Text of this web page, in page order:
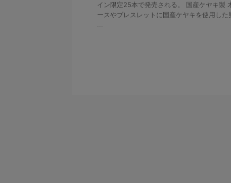
イン限定25本で発売される。 国産ケヤキ製
ースやブレスレットに国産ケヤキを使用し
...